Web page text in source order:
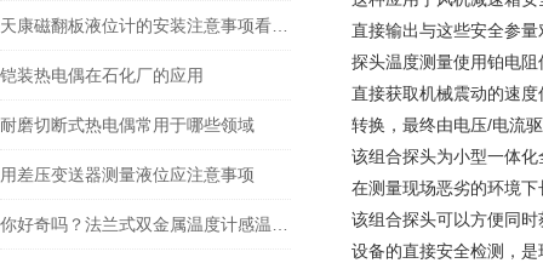
铠装热电偶在石化厂的应用
耐磨切断式热电偶常用于哪些领域
用差压变送器测量液位应注意事项
直接输出与这些安全参
探头温度测量使用铂电
直接获取机械震动的速
转换，最终由电压/电流
该组合探头为小型一体
在测量现场恶劣的环境
该组合探头可以方便同
设备的直接安全检测，